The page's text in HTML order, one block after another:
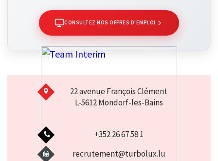
CONSULTEZ NOS OFFRES D'EMPLOI
22 avenue François Clément
L-5612 Mondorf-les-Bains
+352 26 67 58 1
recrutement@turbolux.lu